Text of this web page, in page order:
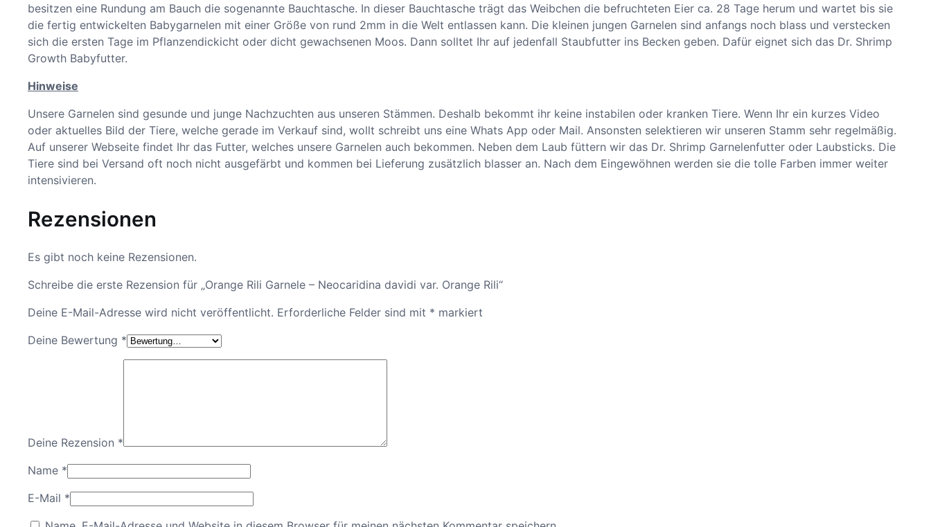
besitzen eine Rundung am Bauch die sogenannte Bauchtasche. In dieser Bauchtasche trägt das Weibchen die befruchteten Eier ca. 28 Tage herum und wartet bis sie
die fertig entwickelten Babygarnelen mit einer Größe von rund 2mm in die Welt entlassen kann. Die kleinen jungen Garnelen sind anfangs noch blass und verstecken
sich die ersten Tage im Pflanzendickicht oder dicht gewachsenen Moos. Dann solltet Ihr auf jedenfall Staubfutter ins Becken geben. Dafür eignet sich das Dr. Shrimp
Growth Babyfutter.
Hinweise
Unsere Garnelen sind gesunde und junge Nachzuchten aus unseren Stämmen. Deshalb bekommt ihr keine instabilen oder kranken Tiere. Wenn Ihr ein kurzes Video
oder aktuelles Bild der Tiere, welche gerade im Verkauf sind, wollt schreibt uns eine Whats App oder Mail. Ansonsten selektieren wir unseren Stamm sehr regelmäßig.
Auf unserer Webseite findet Ihr das Futter, welches unsere Garnelen auch bekommen. Neben dem Laub füttern wir das Dr. Shrimp Garnelenfutter oder Laubsticks. Die
Tiere sind bei Versand oft noch nicht ausgefärbt und kommen bei Lieferung zusätzlich blasser an. Nach dem Eingewöhnen werden sie die tolle Farben immer weiter
intensivieren.
Rezensionen
Es gibt noch keine Rezensionen.
Schreibe die erste Rezension für „Orange Rili Garnele – Neocaridina davidi var. Orange Rili“
Deine E-Mail-Adresse wird nicht veröffentlicht. Erforderliche Felder sind mit * markiert
Deine Bewertung *
Deine Rezension *
Name *
E-Mail *